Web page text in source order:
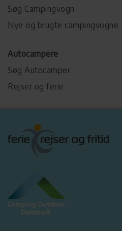
Søg Campingvogn
Nye og brugte campingvogne
Autocampere
Søg Autocamper
Rejser og ferie